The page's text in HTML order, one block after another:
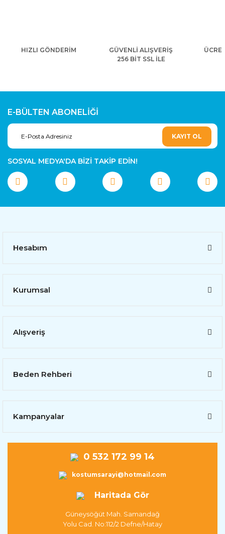
HIZLI GÖNDERİM
GÜVENLİ ALIŞVERİŞ
256 BİT SSL İLE
E-BÜLTEN ABONELİĞİ
KAYIT OL
SOSYAL MEDYA'DA BİZİ TAKİP EDİN!
Hesabım
Kurumsal
Alışveriş
Beden Rehberi
Kampanyalar
0 532 172 99 14
kostumsarayi@hotmail.com
Haritada Gör
Güneysöğüt Mah. Samandağ
Yolu Cad. No:112/2 Defne/Hatay